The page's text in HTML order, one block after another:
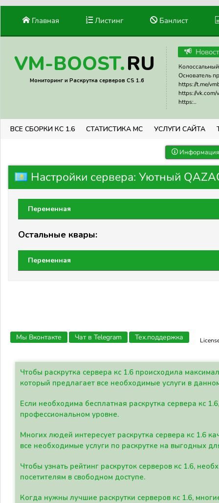
Главная Листинг Банлист
VM-BOOST.RU
Мониторинг и Раскрутка серверов CS 1.6
Основатель
https://t.me/
https://vk.com/
https:..
ВСЕ СБОРКИ КС 1.6 СТАТИСТИКА МС УСЛУГИ САЙТА
Настройки сервера: Уютный
Переменная
Остальные квары:
Переменная
Мы Вконтакте Чат в Telegram Тех.поддержка
Чтобы раскрутка сервера кс 1.6 происходила
который предлагает все необходимые услуги в
Если необходима бесплатная раскрутка сервера кс
профессиональном уровне.
Многих людей интересует раскрутка сервера кс 1.6
все необходимые услуги по раскрутке на выгодных
Чтобы узнать рейтинг раскруток серверов кс 1.6,
посетителям в свободном доступе.
Когда нужны лучшие раскрутки серверов кс 1.6,